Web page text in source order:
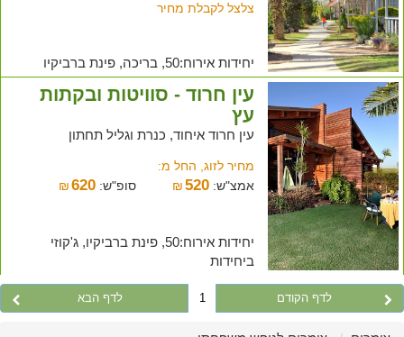
צלצל לקבלת מחיר
יחידות אירוח:50, בריכה, פינת ברביקיו
עין חרוד - סוויטות ובקתות
עץ
עין חרוד איחוד, כנרת וגליל תחתון
מחיר לזוג, החל מ:
אמצ"ש:
₪520 סופ"ש: ₪ 620
יחידות אירוח:50, פינת ברביקיו, ג'קוזי
ביחידות
לדף הקודם 1 לדף הבא